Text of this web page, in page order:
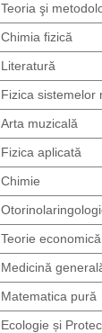
Teoria şi
Chimia fizică
Literatură
Fizica sistemelor
Arta muzicală
Fizica aplicată
Chimie
Teorie
Medicină
Matematica pură
Ecologie și